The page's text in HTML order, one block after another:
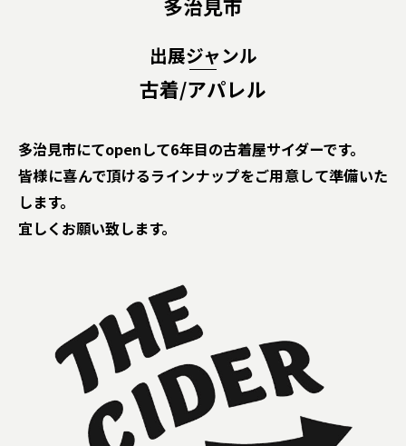
多治見市
出展ジャンル
古着/アパレル
多治見市にてopenして6年目の古着屋サイダーです。
皆様に喜んで頂けるラインナップをご用意して準備いた
します。
宜しくお願い致します。